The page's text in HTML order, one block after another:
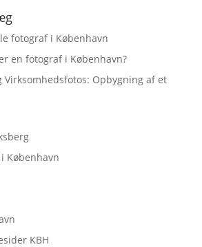
fotograf i København
en fotograf i København?
Virksomhedsfotos: Opbygning af et
København
KBH